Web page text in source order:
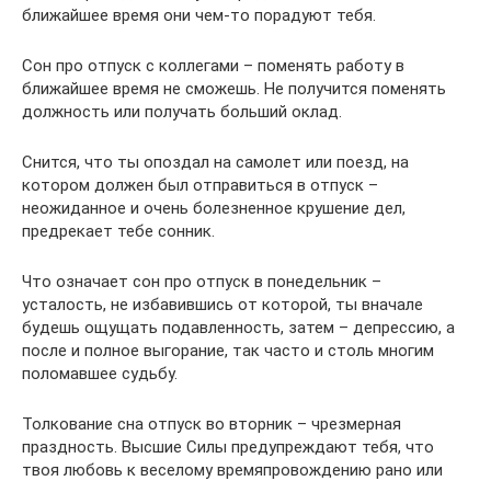
ближайшее время они чем-то порадуют тебя.
Сон про отпуск с коллегами – поменять работу в
ближайшее время не сможешь. Не получится поменять
должность или получать больший оклад.
Снится, что ты опоздал на самолет или поезд, на
котором должен был отправиться в отпуск –
неожиданное и очень болезненное крушение дел,
предрекает тебе сонник.
Что означает сон про отпуск в понедельник –
усталость, не избавившись от которой, ты вначале
будешь ощущать подавленность, затем – депрессию, а
после и полное выгорание, так часто и столь многим
поломавшее судьбу.
Толкование сна отпуск во вторник – чрезмерная
праздность. Высшие Силы предупреждают тебя, что
твоя любовь к веселому времяпровождению рано или